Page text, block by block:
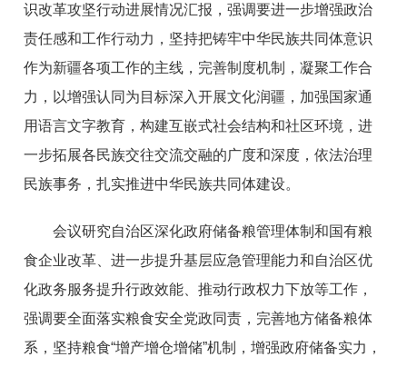
识改革攻坚行动进展情况汇报，强调要进一步增强政治
责任感和工作行动力，坚持把铸牢中华民族共同体意识
作为新疆各项工作的主线，完善制度机制，凝聚工作合
力，以增强认同为目标深入开展文化润疆，加强国家通
用语言文字教育，构建互嵌式社会结构和社区环境，进
一步拓展各民族交往交流交融的广度和深度，依法治理
民族事务，扎实推进中华民族共同体建设。
会议研究自治区深化政府储备粮管理体制和国有粮
食企业改革、进一步提升基层应急管理能力和自治区优
化政务服务提升行政效能、推动行政权力下放等工作，
强调要全面落实粮食安全党政同责，完善地方储备粮体
系，坚持粮食“增产增仓增储”机制，增强政府储备实力，